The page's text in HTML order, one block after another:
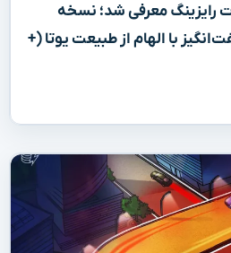
رایزینگ معرفی شد؛ نسخه
با الهام از طبیعت یوتا (+